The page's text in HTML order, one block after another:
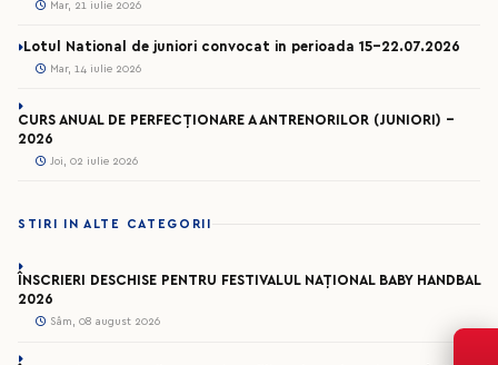
Mar, 21 iulie 2026
Lotul National de juniori convocat in perioada 15-22.07.2026
Mar, 14 iulie 2026
CURS ANUAL DE PERFECȚIONARE A ANTRENORILOR (JUNIORI) -
2026
Joi, 02 iulie 2026
STIRI IN ALTE CATEGORII
ÎNSCRIERI DESCHISE PENTRU FESTIVALUL NAȚIONAL BABY HANDBAL
2026
Sâm, 08 august 2026